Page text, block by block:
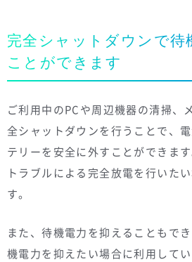
完全シャットダウンで待
ことができます
ご利用中のPCや周辺機器の清掃、
全シャットダウンを行うことで、
テリーを安全に外すことができま
トラブルによる完全放電を行いた
す。
また、待機電力を抑えることもで
機電力を抑えたい場合に利用して